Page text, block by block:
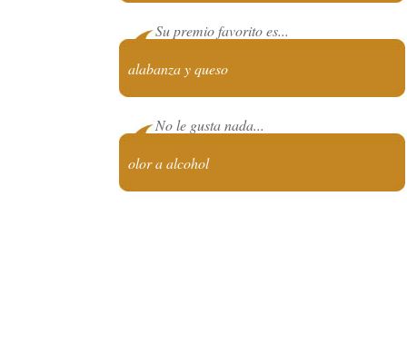
Su premio favorito es...
alabanza y queso
No le gusta nada...
olor a alcohol